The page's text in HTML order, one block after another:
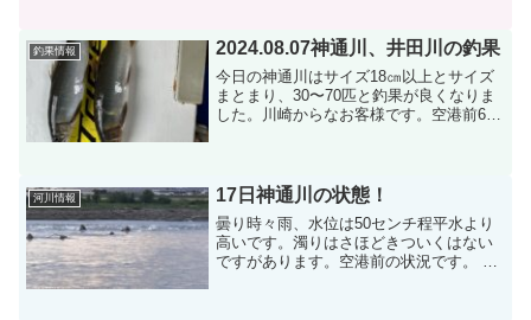
と良い鮎でした...
釣果情報 2024.08.07神通川、井田川の釣果
今日の神通川はサイズ18㎝以上とサイズ
まとまり、30〜70匹と釣果が良くなりま
した。川崎からなお客様です。空港前69
井田川...
河川情報 17日神通川の状態！
曇り時々雨、水位は50センチ程平水より
高いです。濁りはさほどきついくはない
ですがあります。空港前の状況です。 動